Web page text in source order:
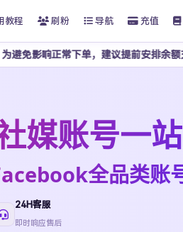
教程 刷粉 导航 充值
建议提前安排余额充值。 客
媒账号一
全品类账
24H客服
即时响应售后